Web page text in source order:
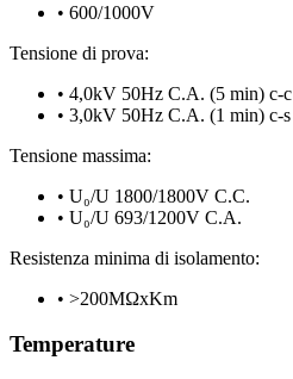
• 600/1000V
Tensione di prova:
• 4,0kV 50Hz C.A. (5 min) c-c
• 3,0kV 50Hz C.A. (1 min) c-s
Tensione massima:
• U₀/U 1800/1800V C.C.
• U₀/U 693/1200V C.A.
Resistenza minima di isolamento:
• >200MΩxKm
Temperature